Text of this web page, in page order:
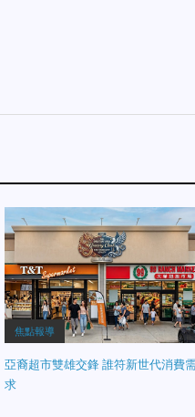
焦點報導
亞裔超市雙雄交鋒 誰符新世代消費
求